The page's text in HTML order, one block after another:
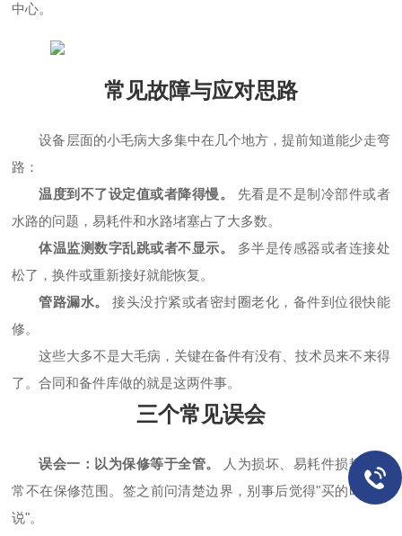
中心。
常见故障与应对思路
设备层面的小毛病大多集中在几个地方，提前知道能少走弯
路：
温度到不了设定值或者降得慢。
先看是不是制冷部件或者
水路的问题，易耗件和水路堵塞占了大多数。
体温监测数字乱跳或者不显示。
多半是传感器或者连接处
松了，换件或重新接好就能恢复。
管路漏水。
接头没拧紧或者密封圈老化，备件到位很快能
修。
这些大多不是大毛病，关键在备件有没有、技术员来不来得
了。合同和备件库做的就是这两件事。
三个常见误会
误会一：以为保修等于全管。
人为损坏、易耗件损耗，常
常不在保修范围。签之前问清楚边界，别事后觉得"买的时候没
说"。